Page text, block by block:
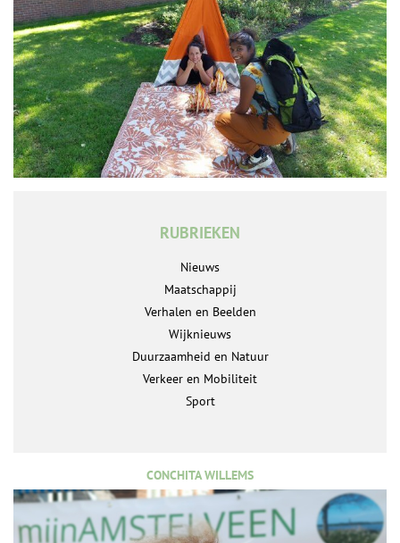
RUBRIEKEN
Nieuws
Maatschappij
Verhalen en Beelden
Wijknieuws
Duurzaamheid en Natuur
Verkeer en Mobiliteit
Sport
CONCHITA WILLEMS